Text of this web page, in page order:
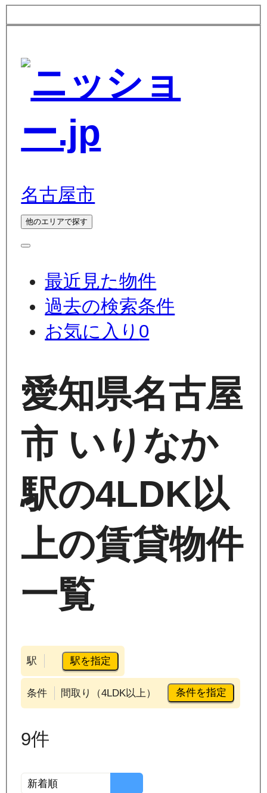
名古屋市
他のエリアで探す
最近見た物件
過去の検索条件
お気に入り 0
愛知県名古屋
市 いりなか
駅の4LDK以
上の賃貸物件
一覧
駅 駅を指定
条件 間取り（4LDK以上） 条件を指定
9件